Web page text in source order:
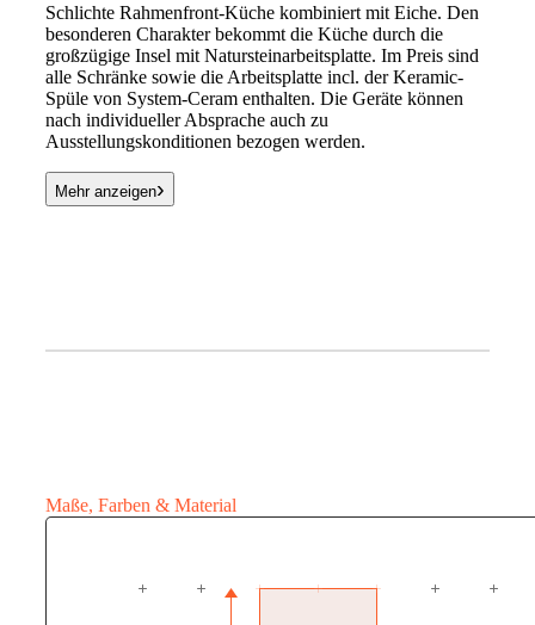
Schlichte Rahmenfront-Küche kombiniert mit Eiche. Den
besonderen Charakter bekommt die Küche durch die
großzügige Insel mit Natursteinarbeitsplatte. Im Preis sind
alle Schränke sowie die Arbeitsplatte incl. der Keramic-
Spüle von System-Ceram enthalten. Die Geräte können
nach individueller Absprache auch zu
Ausstellungskonditionen bezogen werden.
Mehr anzeigen›
Maße, Farben & Material